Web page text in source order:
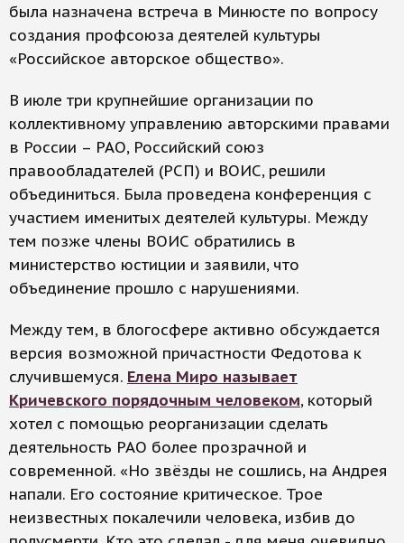
была назначена встреча в Минюсте по вопросу
создания профсоюза деятелей культуры
«Российское авторское общество».
В июле три крупнейшие организации по
коллективному управлению авторскими правами
в России – РАО, Российский союз
правообладателей (РСП) и ВОИС, решили
объединиться. Была проведена конференция с
участием именитых деятелей культуры. Между
тем позже члены ВОИС обратились в
министерство юстиции и заявили, что
объединение прошло с нарушениями.
Между тем, в блогосфере активно обсуждается
версия возможной причастности Федотова к
случившемуся. Елена Миро называет
Кричевского порядочным человеком, который
хотел с помощью реорганизации сделать
деятельность РАО более прозрачной и
современной. «Но звёзды не сошлись, на Андрея
напали. Его состояние критическое. Трое
неизвестных покалечили человека, избив до